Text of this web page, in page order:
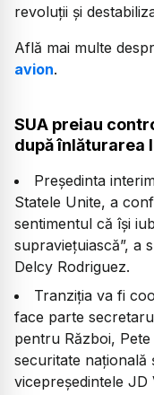
revoluții și
Află mai multe
avion.
SUA preiau
după înlăturarea
Președinta
Statele Unite, a
sentimentul că își
supraviețuiască”, a
Delcy Rodriguez.
Tranziția va fi
face parte
pentru Război,
securitate națională
vicepreședintele JD